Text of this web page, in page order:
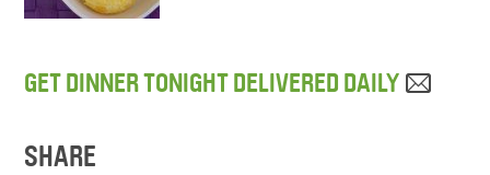
GET DINNER TONIGHT DELIVERED DAILY
SHARE